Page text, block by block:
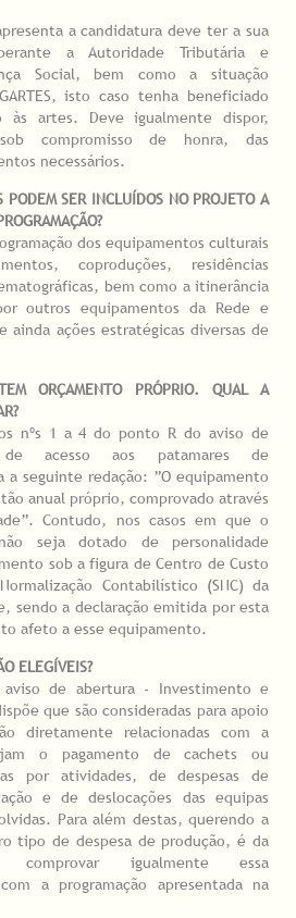
a candidatura deve ter a sua
a Autoridade Tributária e
Social, bem como a situação
isto caso tenha beneficiado
às artes. Deve igualmente dispor,
compromisso de honra, das
necessários.
PODEM SER INCLUÍDOS NO PROJETO A
dos equipamentos culturais
coproduções, residências
bem como a itinerância
outros equipamentos da Rede e
ainda ações estratégicas diversas de
ORÇAMENTO PRÓPRIO. QUAL A
nºs 1 a 4 do ponto R do aviso de
de acesso aos patamares de
a seguinte redação: ”O equipamento
anual próprio, comprovado através
Contudo, nos casos em que o
seja dotado de personalidade
sob a figura de Centro de Custo
Contabilístico (SNC) da
sendo a declaração emitida por esta
afeto a esse equipamento.
ELEGÍVEIS?
de abertura - Investimento e
que são consideradas para apoio
diretamente relacionadas com a
o pagamento de cachets ou
por atividades, de despesas de
e de deslocações das equipas
Para além destas, querendo a
tipo de despesa de produção, é da
comprovar igualmente essa
a programação apresentada na